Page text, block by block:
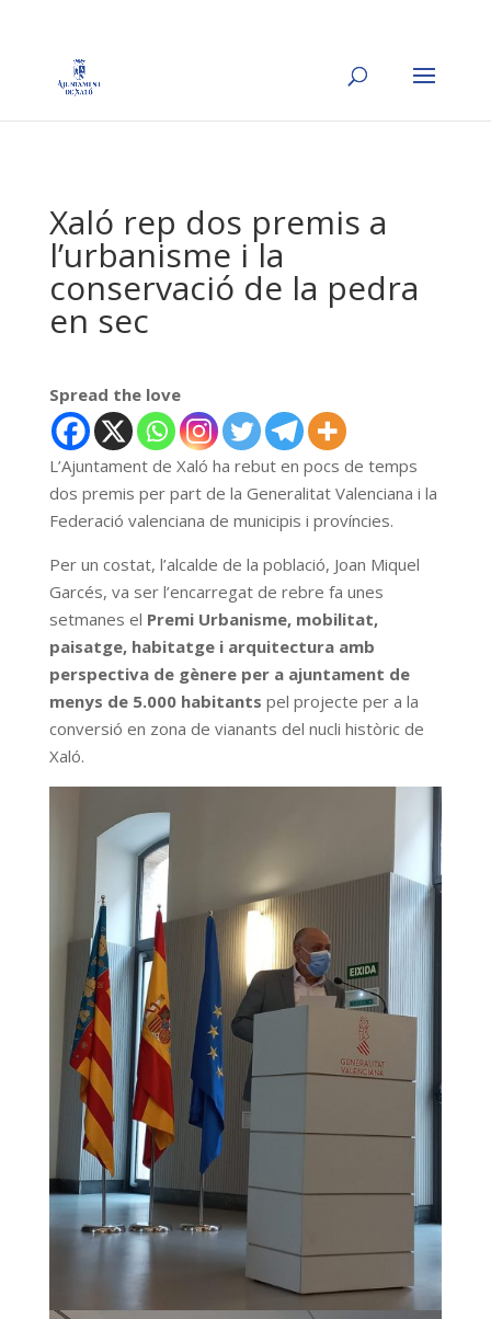
Xaló rep dos premis a
l’urbanisme i la
conservació de la pedra
en sec
Spread the love
L’Ajuntament de Xaló ha rebut en pocs de temps
dos premis per part de la Generalitat Valenciana i la
Federació valenciana de municipis i províncies.
Per un costat, l’alcalde de la població, Joan Miquel
Garcés, va ser l’encarregat de rebre fa unes
setmanes el Premi Urbanisme, mobilitat,
paisatge, habitatge i arquitectura amb
perspectiva de gènere per a ajuntament de
menys de 5.000 habitants pel projecte per a la
conversió en zona de vianants del nucli històric de
Xaló.